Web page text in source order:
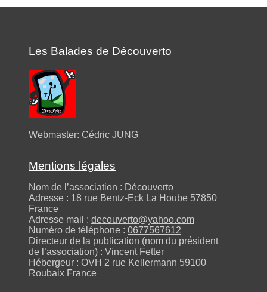
Les Balades de Découverto
Webmaster: Cédric JUNG
Mentions légales
Nom de l’association : Découverto
Adresse : 18 rue Bentz-Eck La Hoube 57850
France
Adresse mail : decouverto@yahoo.com
Numéro de téléphone : 0677567612
Directeur de la publication (nom du président
de l’association) : Vincent Fetter
Hébergeur : OVH 2 rue Kellermann 59100
Roubaix France